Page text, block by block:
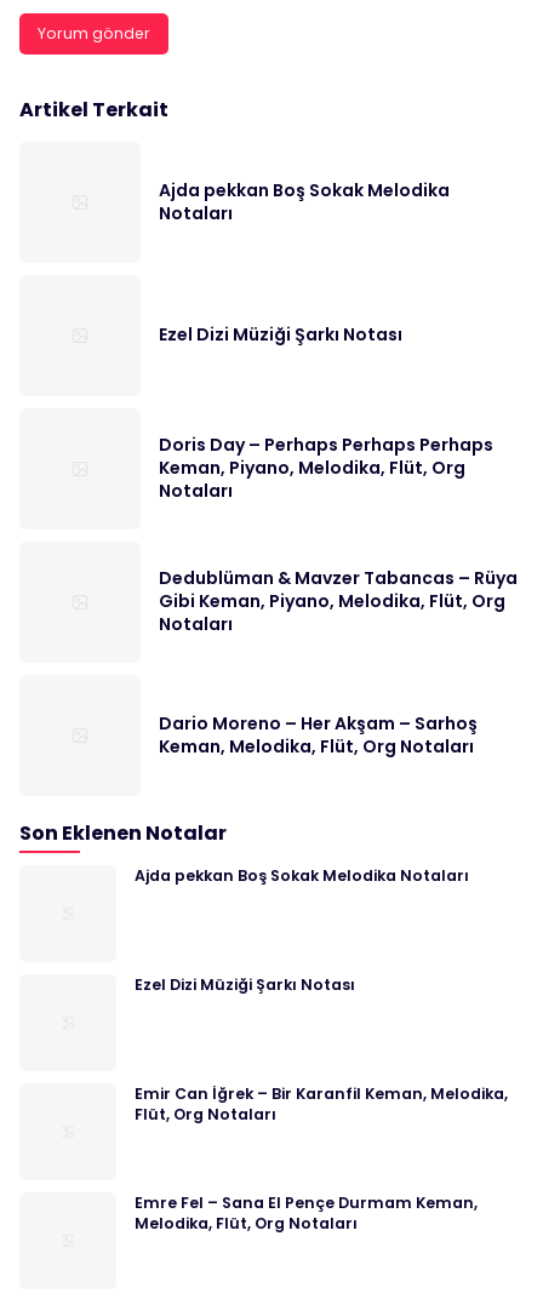
Artikel Terkait
Ajda pekkan Boş Sokak Melodika
Notaları
Ezel Dizi Müziği Şarkı Notası
Doris Day – Perhaps Perhaps Perhaps
Keman, Piyano, Melodika, Flüt, Org
Notaları
Dedublüman & Mavzer Tabancas – Rüya
Gibi Keman, Piyano, Melodika, Flüt, Org
Notaları
Dario Moreno – Her Akşam – Sarhoş
Keman, Melodika, Flüt, Org Notaları
Son Eklenen Notalar
Ajda pekkan Boş Sokak Melodika Notaları
Ezel Dizi Müziği Şarkı Notası
Emir Can İğrek – Bir Karanfil Keman, Melodika,
Flüt, Org Notaları
Emre Fel – Sana El Pençe Durmam Keman,
Melodika, Flüt, Org Notaları